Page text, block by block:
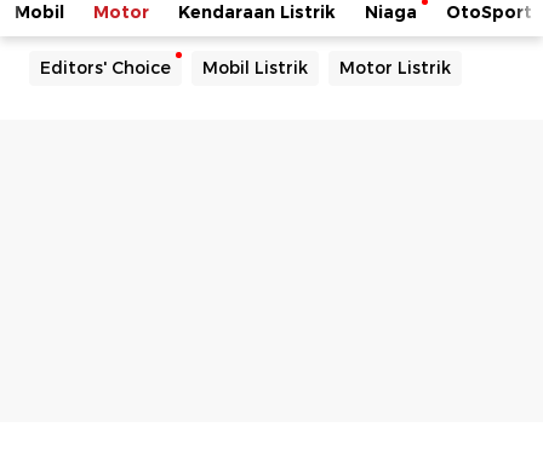
Mobil Motor Kendaraan Listrik Niaga OtoSport
Editors' Choice Mobil Listrik Motor Listrik